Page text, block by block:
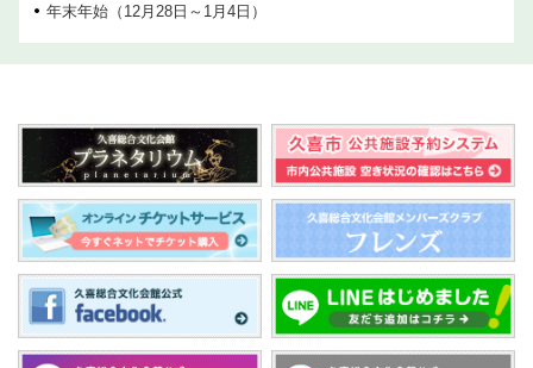
年末年始（12月28日～1月4日）